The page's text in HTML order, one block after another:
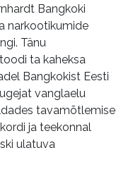
Bangkoki
narkootikumide
Tänu
ta kaheksa
Bangkokist Eesti
vanglaelu
tavamõtlemise
ja teekonnal
ulatuva